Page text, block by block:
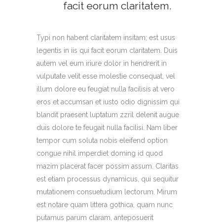
facit eorum claritatem.
Typi non habent claritatem insitam; est usus
legentis in iis qui facit eorum claritatem. Duis
autem vel eum iriure dolor in hendrerit in
vulputate velit esse molestie consequat, vel
illum dolore eu feugiat nulla facilisis at vero
eros et accumsan et iusto odio dignissim qui
blandit praesent luptatum zzril delenit augue
duis dolore te feugait nulla facilisi. Nam liber
tempor cum soluta nobis eleifend option
congue nihil imperdiet doming id quod
mazim placerat facer possim assum. Claritas
est etiam processus dynamicus, qui sequitur
mutationem consuetudium lectorum. Mirum
est notare quam littera gothica, quam nunc
putamus parum claram, anteposuerit